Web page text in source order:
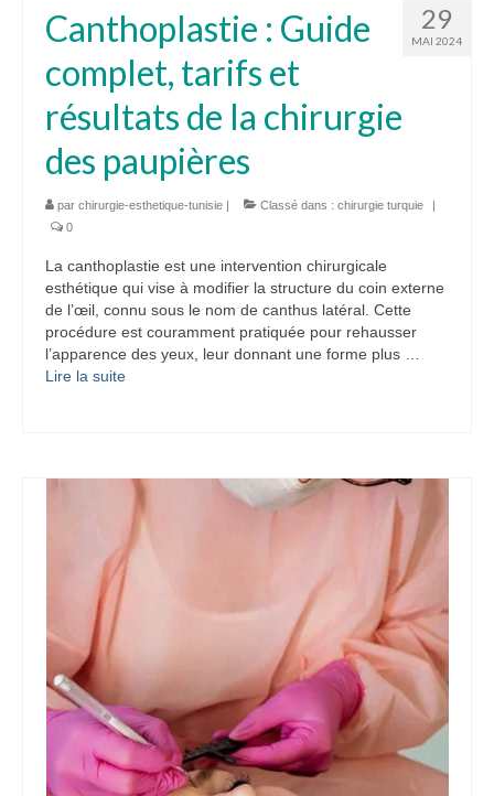
29
MAI 2024
Canthoplastie : Guide
complet, tarifs et
résultats de la chirurgie
des paupières
par chirurgie-esthetique-tunisie | Classé dans : chirurgie turquie
|
0
La canthoplastie est une intervention chirurgicale
esthétique qui vise à modifier la structure du coin externe
de l’œil, connu sous le nom de canthus latéral. Cette
procédure est couramment pratiquée pour rehausser
l’apparence des yeux, leur donnant une forme plus …
Lire la suite­­